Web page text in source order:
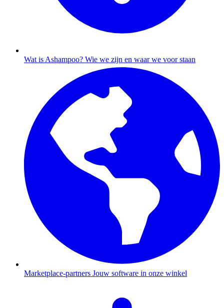
Wat is Ashampoo? Wie we zijn en waar we voor staan
Marketplace-partners Jouw software in onze winkel